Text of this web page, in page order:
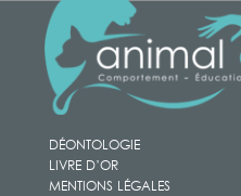
DÉONTOLOGIE
LIVRE D’OR
MENTIONS LÉGALES